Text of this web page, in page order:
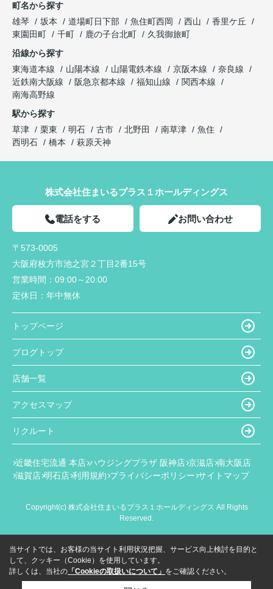
町名から探す
雄琴
坂本 道場町日下部 魚住町西岡 西山
香里ケ丘
東園田町
千町 鹿の子台北町
久我御旅町
沿線から探す
東海道本線
山陽本線 山陽電鉄本線 京阪本線
奈良線
近鉄南大阪線
阪急京都本線 福知山線
関西本線
南海高野線
駅から探す
草津
栗東 明石 古市 北野田 南草津
魚住
西明石
橋本 萩原天神
株式会社住まいるプラス１ホールディングス
電話をする お問い合わせ
〒573-0005
大阪府枚方市池之宮２丁目2番15号
営業時間： 09:00～20:00
定休日： 年中無休
トップページ
ブログトップ
店舗一覧
アクセスマップ
リクルート
近畿住宅流通 本店 ハウジングプラザ 阪神店 京滋店 南大阪店
滋賀店 明石店 利用規約 プライバシーポリシー サイトマップ
Copyright(c) 株式会社住まいるプラス１ホールディングス All Rights
Reserved.
当サイトでは、お客様の当サイト利用状況把握、サービス向上検討を目的と
して、クッキー（Cookie）を使用しています。
詳しくは、当社の 「Cookieの取扱いについて」 をご確認ください。